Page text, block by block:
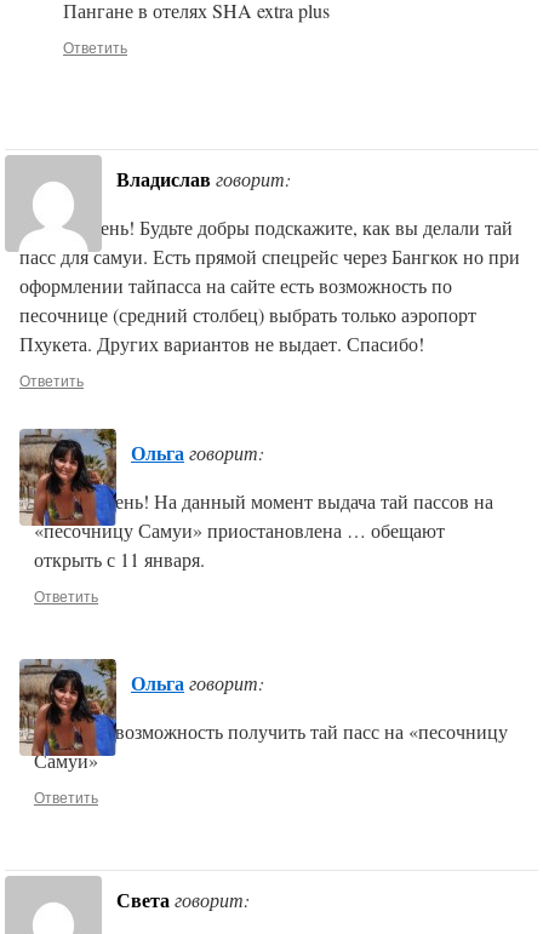
Пангане в отелях SHA extra plus
Ответить
Владиславговорит:
Добрый день! Будьте добры подскажите, как вы делали тай
пасс для самуи. Есть прямой спецрейс через Бангкок но при
оформлении тайпасса на сайте есть возможность по
песочнице (средний столбец) выбрать только аэропорт
Пхукета. Других вариантов не выдает. Спасибо!
Ответить
Ольгаговорит:
Добрый день! На данный момент выдача тай пассов на
«песочницу Самуи» приостановлена … обещают
открыть с 11 января.
Ответить
Ольгаговорит:
Открыли возможность получить тай пасс на «песочницу
Самуи»
Ответить
Светаговорит: